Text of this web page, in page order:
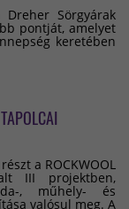
Sörgyárak
pontját, amelyet
keretében
a ROCKWOOL
III projektben,
, műhely- és
valósul meg. A